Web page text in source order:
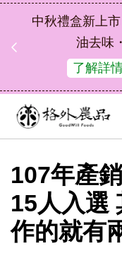
中秋禮盒新上
油去味
了解詳
107年產
15人入選
作的就有